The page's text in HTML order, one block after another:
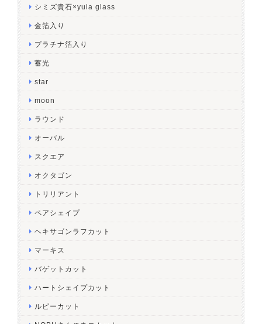
シミズ貴石×yuia glass
金箔入り
プラチナ箔入り
蓄光
star
moon
ラウンド
オーバル
スクエア
オクタゴン
トリリアント
ペアシェイプ
ヘキサゴンラフカット
マーキス
バゲットカット
ハートシェイプカット
ルピーカット